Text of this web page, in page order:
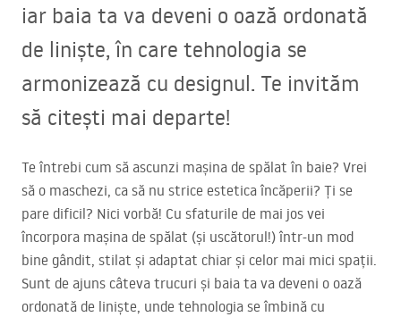
iar baia ta va deveni o oază ordonată
de liniște, în care tehnologia se
armonizează cu designul. Te invităm
să citești mai departe!
Te întrebi cum să ascunzi mașina de spălat în baie? Vrei
să o maschezi, ca să nu strice estetica încăperii? Ți se
pare dificil? Nici vorbă! Cu sfaturile de mai jos vei
încorpora mașina de spălat (și uscătorul!) într-un mod
bine gândit, stilat și adaptat chiar și celor mai mici spații.
Sunt de ajuns câteva trucuri și baia ta va deveni o oază
ordonată de liniște, unde tehnologia se îmbină cu